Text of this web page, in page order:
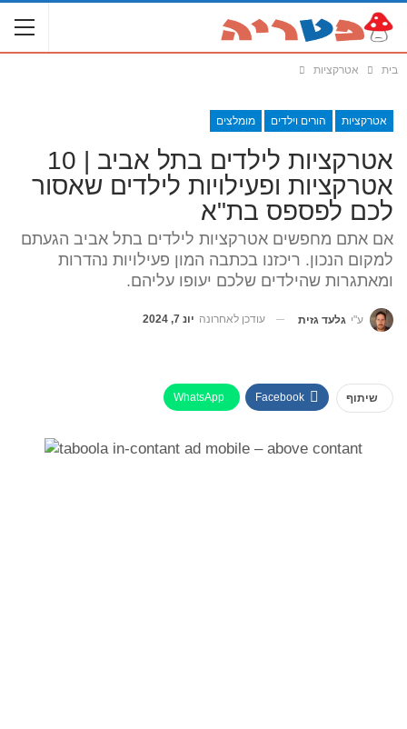
בית אטרקציות
אטרקציות הורים וילדים מומלצים
אטרקציות לילדים בתל אביב | 10
אטרקציות ופעילויות לילדים שאסור
לכם לפספס בת"א
אם אתם מחפשים אטרקציות לילדים בתל אביב הגעתם
למקום הנכון. ריכזנו בכתבה המון פעילויות נהדרות
ומאתגרות שהילדים שלכם יעופו עליהם.
ע"י גלעד גזית עודכן לאחרונה יונ 7, 2024
שיתוף Facebook
WhatsApp